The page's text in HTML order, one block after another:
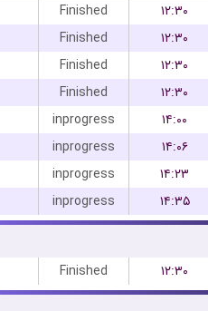
Finished
۱۲:۳۰
Finished
۱۲:۳۰
Finished
۱۲:۳۰
Finished
۱۲:۳۰
inprogress
۱۴:۰۰
inprogress
۱۴:۰۶
inprogress
۱۴:۲۳
inprogress
۱۴:۳۵
Finished
۱۲:۳۰